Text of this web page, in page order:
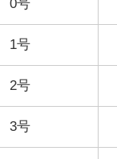
0号
1号
2号
3号